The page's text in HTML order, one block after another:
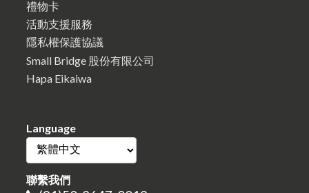
禮物卡
活動支援服務
隱私權保護協議
Small Bridge 股份有限公司
Hapa Eikaiwa
Language
聯繫我們